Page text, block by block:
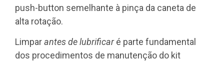
push-button semelhante à pinça da caneta de
alta rotação.
Limparantes de lubrificaré parte fundamental
dos procedimentos de manutenção do kit